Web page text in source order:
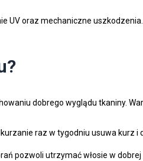
UV oraz mechaniczne
dobrego wyglądu tkaniny.
raz w tygodniu usuwa kurz i
pozwoli utrzymać włosie w